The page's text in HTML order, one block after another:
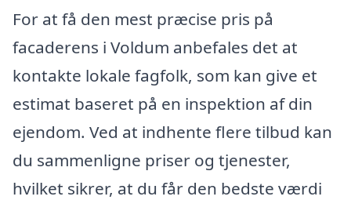
For at få den mest præcise pris på
facaderens i Voldum anbefales det at
kontakte lokale fagfolk, som kan give et
estimat baseret på en inspektion af din
ejendom. Ved at indhente flere tilbud kan
du sammenligne priser og tjenester,
hvilket sikrer, at du får den bedste værdi